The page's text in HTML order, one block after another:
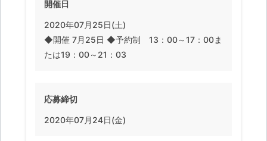
開催日
2020年07月25日(土)
◆開催 7月25日 ◆予約制 13：00～17：00ま
たは19：00～21：03
応募締切
2020年07月24日(金)